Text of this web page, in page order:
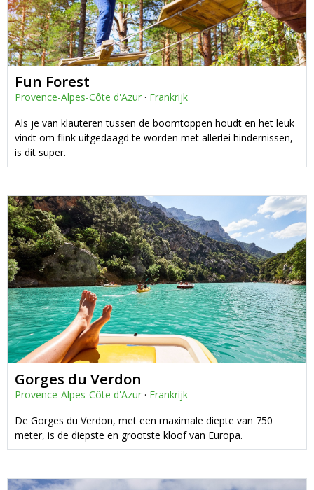
Fun Forest
Provence-Alpes-Côte d'Azur · Frankrijk
Als je van klauteren tussen de boomtoppen houdt en het leuk
vindt om flink uitgedaagd te worden met allerlei hindernissen,
is dit super.
Gorges du Verdon
Provence-Alpes-Côte d'Azur · Frankrijk
De Gorges du Verdon, met een maximale diepte van 750
meter, is de diepste en grootste kloof van Europa.